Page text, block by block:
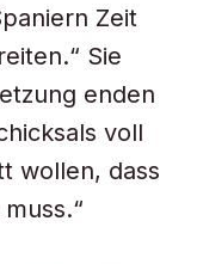
Zeit
Sie
enden
voll
wollen, dass